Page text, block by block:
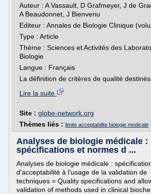
Auteur : A Vassault, D Grafmeyer, J de
A Beaudonnet, J Bienvenu
Editeur : Annales de Biologie Clinique
Type : Article
Thème : Sciences et Activités des
Biologie
Langue : Français
La définition de critères de qualité
Lire la suite
Site : globe-network.org
Thèmes liés : limite acceptabilite biologie medicale
Analyses de biologie médicale :
spécifications et normes d ...
Analyses de biologie médicale :
d'acceptabilité à l'usage de la validation de
techniques = Quality specifications and
validation of methods used in clinical